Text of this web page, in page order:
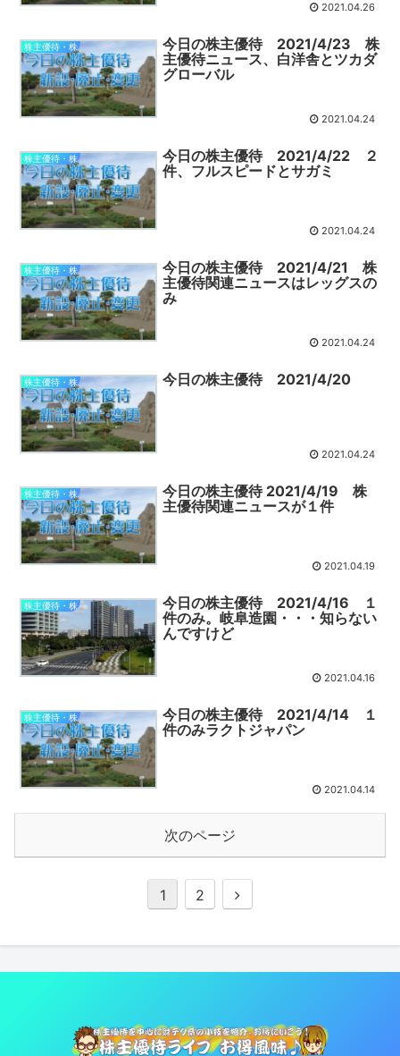
2021.04.26
株主優待・株
今日の株主優待 2021/4/23 株
主優待ニュース、白洋舎とツカダ
グローバル
2021.04.24
株主優待・株
今日の株主優待 2021/4/22 ２
件、フルスピードとサガミ
2021.04.24
株主優待・株
今日の株主優待 2021/4/21 株
主優待関連ニュースはレッグスの
み
2021.04.24
株主優待・株 今日の株主優待 2021/4/20
2021.04.24
株主優待・株
今日の株主優待 2021/4/19 株
主優待関連ニュースが１件
2021.04.19
株主優待・株
今日の株主優待 2021/4/16 １
件のみ。岐阜造園・・・知らない
んですけど
2021.04.16
株主優待・株
今日の株主優待 2021/4/14 １
件のみラクトジャパン
2021.04.14
次のページ
1 2